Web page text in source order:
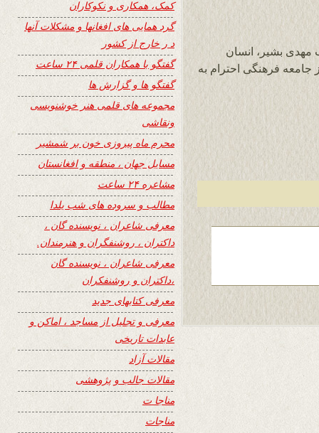
مهدی بشیر، انسان
جامعه فرهنگی احترام به
کمک، همکاری و نکوکاران
گرد همایی های افغانها و مشکلات آنها
د ر خارج از کشور
گفتگو با همکاران قلمی ۲۴ ساعت
گفتگو ها و گزارش ها
مجموعه های قلمی هنر خوشنویسی
ونقاشی
محرم ماه پیروزی خون بر شمشیر
مسایل جهان ، منطقه و افغانستان
مشاعره ۲۴ ساعت
مطالب و سروده های شب یلدا
معرفی شاعران ، نویسنده گان ،
داکتران ، روشنفگران و هنرمندان.
معرفی شاعران ، نویسنده گان
،داکتران و روشنفکران
معرفی کتابهای جدید
معرفی و تجلیل از مساجد ، اماکن و
عابدات تاریخی
مقالات آزاد
مقالات جالب و پژوهشی
مناجا ت
مناجات